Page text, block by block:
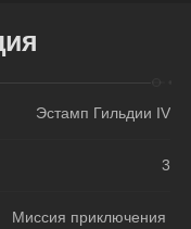
Эстамп Гильдии IV
3
Миссия приключения